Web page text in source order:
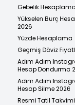
Gebelik Hesaplama
Yükselen Burç
2026
Yüzde Hesaplama
Geçmiş Döviz
Adım Adım
Hesap Dondurma
Adım Adım
Hesap Silme 2026
Resmi Tatil